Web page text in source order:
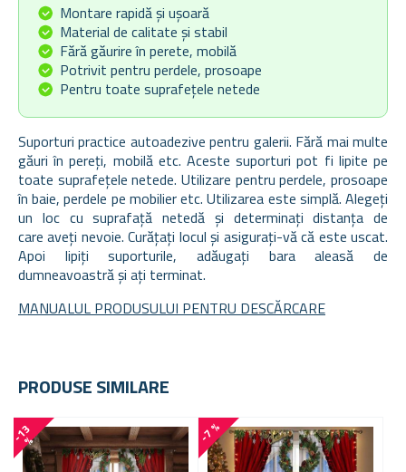
Montare rapidă și ușoară
Material de calitate și stabil
Fără găurire în perete, mobilă
Potrivit pentru perdele, prosoape
Pentru toate suprafețele netede
Suporturi practice autoadezive pentru galerii. Fără mai multe
găuri în pereți, mobilă etc. Aceste suporturi pot fi lipite pe
toate suprafețele netede. Utilizare pentru perdele, prosoape
în baie, perdele pe mobilier etc.Utilizarea este simplă. Alegeți
un loc cu suprafață netedă și determinați distanța de
careaveți nevoie. Curățați locul și asigurați-vă că este uscat.
Apoi lipiți suporturile, adăugați bara aleasă de
dumneavoastră și ați terminat.
MANUALUL PRODUSULUI PENTRU DESCĂRCARE
PRODUSE SIMILARE
-
1
3
% -7 %